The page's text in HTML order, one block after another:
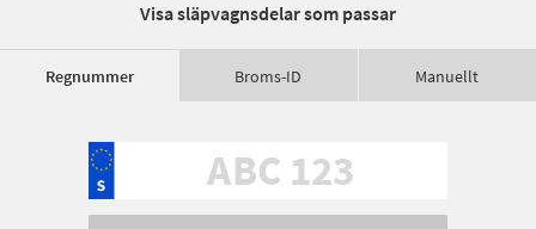
Visa släpvagnsdelar som passar
Regnummer Broms-ID Manuellt